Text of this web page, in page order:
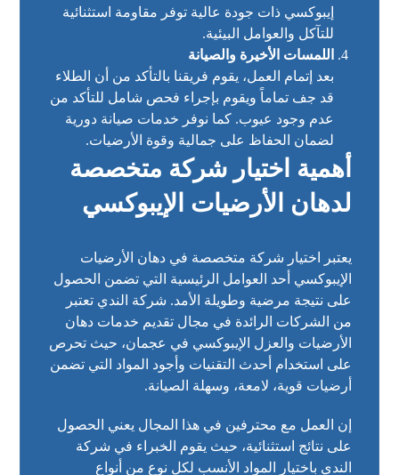
إيبوكسي ذات جودة عالية توفر مقاومة استثنائية
للتآكل والعوامل البيئية.
اللمسات الأخيرة والصيانة
بعد إتمام العمل، يقوم فريقنا بالتأكد من أن الطلاء
قد جف تماماً ويقوم بإجراء فحص شامل للتأكد من
عدم وجود عيوب. كما نوفر خدمات صيانة دورية
لضمان الحفاظ على جمالية وقوة الأرضيات.
أهمية اختيار شركة متخصصة
لدهان الأرضيات الإيبوكسي
يعتبر اختيار شركة متخصصة في دهان الأرضيات
الإيبوكسي أحد العوامل الرئيسية التي تضمن الحصول
على نتيجة مرضية وطويلة الأمد. شركة الندي تعتبر
من الشركات الرائدة في مجال تقديم خدمات دهان
الأرضيات والعزل الإيبوكسي في عجمان، حيث تحرص
على استخدام أحدث التقنيات وأجود المواد التي تضمن
أرضيات قوية، لامعة، وسهلة الصيانة.
إن العمل مع محترفين في هذا المجال يعني الحصول
على نتائج استثنائية، حيث يقوم الخبراء في شركة
الندي باختيار المواد الأنسب لكل نوع من أنواع